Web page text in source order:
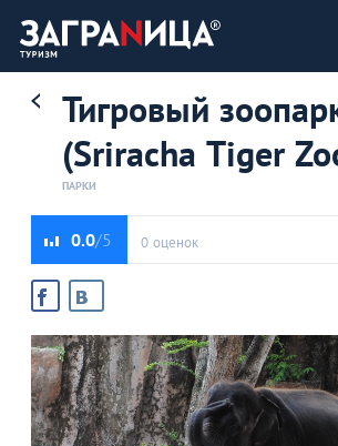
Тигровый
(Sriracha Tiger
ПАРКИ
0.0 0 оценок